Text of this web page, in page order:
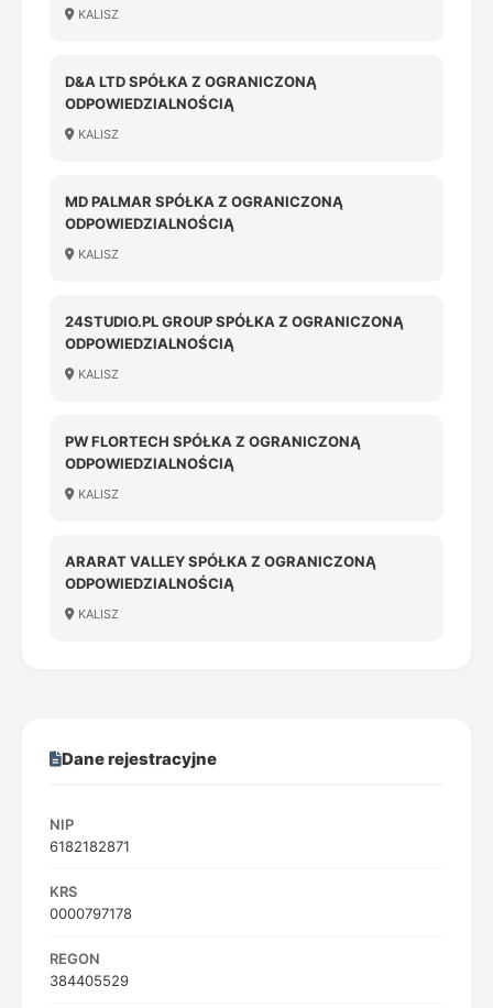
KALISZ
D&A LTD SPÓŁKA Z OGRANICZONĄ
ODPOWIEDZIALNOŚCIĄ
KALISZ
MD PALMAR SPÓŁKA Z OGRANICZONĄ
ODPOWIEDZIALNOŚCIĄ
KALISZ
24STUDIO.PL GROUP SPÓŁKA Z OGRANICZONĄ
ODPOWIEDZIALNOŚCIĄ
KALISZ
PW FLORTECH SPÓŁKA Z OGRANICZONĄ
ODPOWIEDZIALNOŚCIĄ
KALISZ
ARARAT VALLEY SPÓŁKA Z OGRANICZONĄ
ODPOWIEDZIALNOŚCIĄ
KALISZ
Dane rejestracyjne
NIP
6182182871
KRS
0000797178
REGON
384405529